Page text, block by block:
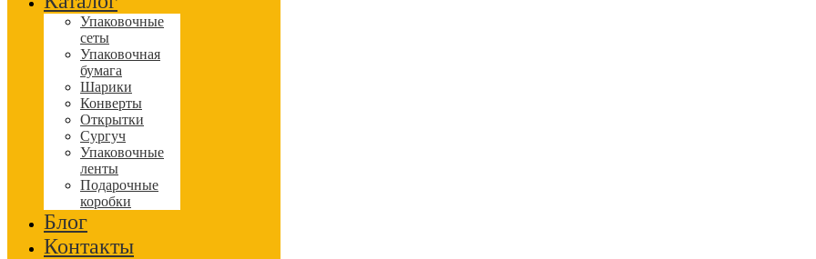
Упаковочные
сеты
Упаковочная
бумага
Шарики
Конверты
Открытки
Сургуч
Упаковочные
ленты
Подарочные
коробки
Блог
Контакты